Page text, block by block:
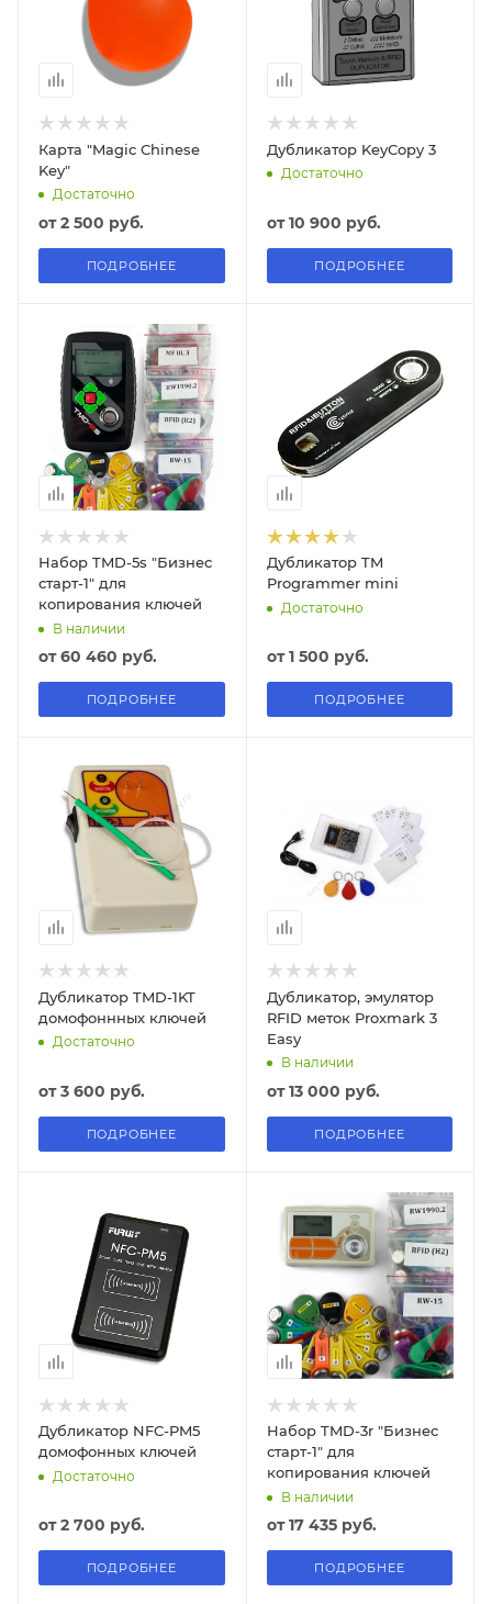
Карта "Magic Chinese
Key"
Достаточно
от2 500 руб.
ПОДРОБНЕЕ
Дубликатор KeyCopy 3
Достаточно
от10 900 руб.
ПОДРОБНЕЕ
Набор TMD-5s "Бизнес
старт-1" для
копирования ключей
В наличии
от60 460 руб.
ПОДРОБНЕЕ
Дубликатор TM
Programmer mini
Достаточно
от1 500 руб.
ПОДРОБНЕЕ
Дубликатор TMD-1KT
домофоннных ключей
Достаточно
от3 600 руб.
ПОДРОБНЕЕ
Дубликатор, эмулятор
RFID меток Proxmark 3
Easy
В наличии
от13 000 руб.
ПОДРОБНЕЕ
Дубликатор NFC-PM5
домофонных ключей
Достаточно
от2 700 руб.
ПОДРОБНЕЕ
Набор TMD-3r "Бизнес
старт-1" для
копирования ключей
В наличии
от17 435 руб.
ПОДРОБНЕЕ